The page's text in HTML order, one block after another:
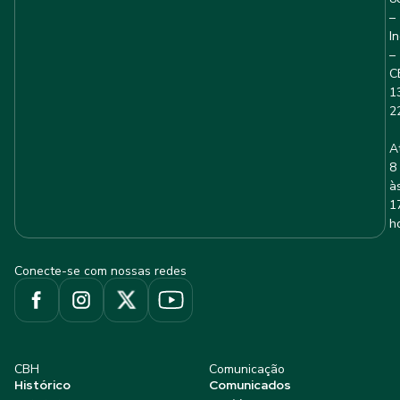
–
–
8
Conecte-se com nossas redes
CBH
Histórico
Comunicação
Comunicados